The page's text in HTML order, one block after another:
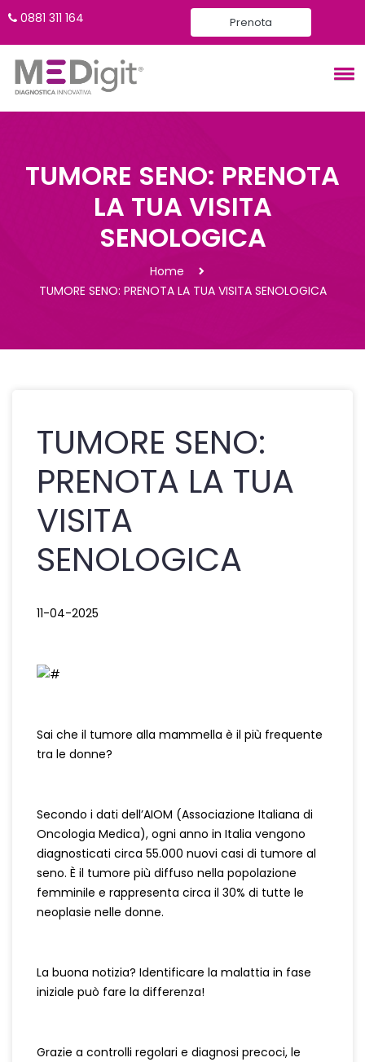
0881 311 164 Prenota
TUMORE SENO: PRENOTA
LA TUA VISITA
SENOLOGICA
Home
TUMORE SENO: PRENOTA LA TUA VISITA SENOLOGICA
TUMORE SENO:
PRENOTA LA TUA
VISITA
SENOLOGICA
11-04-2025
Sai che il tumore alla mammella è il più frequente
tra le donne?
Secondo i dati dell’AIOM (Associazione Italiana di
Oncologia Medica), ogni anno in Italia vengono
diagnosticati circa 55.000 nuovi casi di tumore al
seno. È il tumore più diffuso nella popolazione
femminile e rappresenta circa il 30% di tutte le
neoplasie nelle donne.
La buona notizia? Identificare la malattia in fase
iniziale può fare la differenza!
Grazie a controlli regolari e diagnosi precoci, le